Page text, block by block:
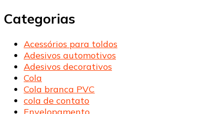
Categorias
Acessórios para toldos
Adesivos automotivos
Adesivos decorativos
Cola
Cola branca PVC
cola de contato
Envelopamento